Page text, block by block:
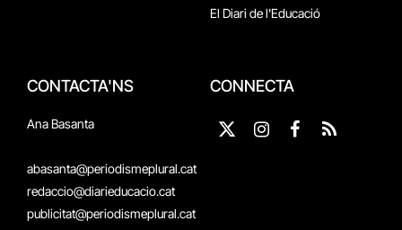
El Diari de l'Educació
CONTACTA'NS
Ana Basanta
abasanta@periodismeplural.cat
redaccio@diarieducacio.cat
publicitat@periodismeplural.cat
CONNECTA
X
Instagram
Facebook
RSS